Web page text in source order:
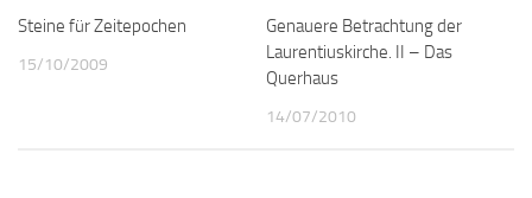
Steine für Zeitepochen
15/10/2009
Genauere Betrachtung der
Laurentiuskirche. II – Das
Querhaus
14/07/2010